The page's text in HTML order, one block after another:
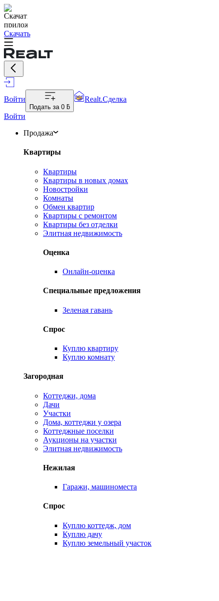
Скачать
Войти
Подать за 0 ƃ
Realt.Сделка
Войти
Продажа
Квартиры
Квартиры
Квартиры в новых домах
Новостройки
Комнаты
Обмен квартир
Квартиры с ремонтом
Квартиры без отделки
Элитная недвижимость
Оценка
Онлайн-оценка
Специальные предложения
Зеленая гавань
Спрос
Куплю квартиру
Куплю комнату
Загородная
Коттеджи, дома
Дачи
Участки
Дома, коттеджи у озера
Коттеджные поселки
Аукционы на участки
Элитная недвижимость
Нежилая
Гаражи, машиноместа
Спрос
Куплю коттедж, дом
Куплю дачу
Куплю земельный участок